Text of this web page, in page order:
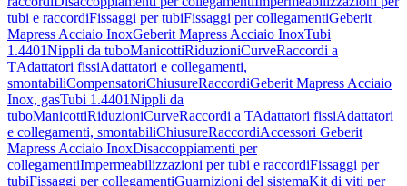
tubi e raccordiFissaggi per tubiFissaggi per collegamentiGeberit
Mapress Acciaio InoxGeberit Mapress Acciaio InoxTubi
1.4401Nippli da tuboManicottiRiduzioniCurveRaccordi a
TAdattatori fissiAdattatori e collegamenti,
smontabiliCompensatoriChiusureRaccordiGeberit Mapress Acciaio
Inox, gasTubi 1.4401Nippli da
tuboManicottiRiduzioniCurveRaccordi a TAdattatori fissiAdattatori
e collegamenti, smontabiliChiusureRaccordiAccessori Geberit
Mapress Acciaio InoxDisaccoppiamenti per
collegamentiImpermeabilizzazioni per tubi e raccordiFissaggi per
tubiFissaggi per collegamentiGuarnizioni del sistemaKit di viti per